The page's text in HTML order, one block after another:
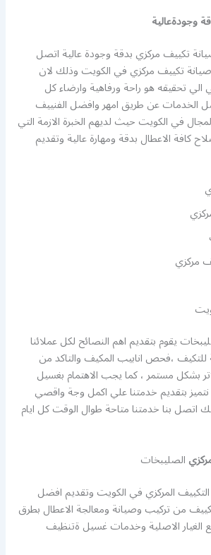
وجودةعالية
تكييف مركزي بدقة وجودة عالية اتصل
تكييف مركزي في الكويت وذلك لان
الي تحقيقه هو راحة ورفاهية وارضاء كل
الخدمات عن طريق امهر وافضل الفنييف
في الكويت حيث لديهم الخبرة الازمة التي
كافة الاعطال بدقة ومهارة عالية وتقديم
مركزي
يقوم بتقديم اهم النصائح لكل عملائنا
،فحص انابيب المكيف والتاكد من
بشكل مستمر ، كما يجب الاهتمام بغسيل
بتقديم خدمتنا علي اكمل وجة واقصي
اتصل بنا خدمتنا متاحة طوال الوقت كل ايام
الصليبخات
المركزي في الكويت وتقديم افضل
من تركيب وصيانة ومعالجة الاعطال بطرق
الغيار الاصلية وخدمات غسيل ةتنظيف